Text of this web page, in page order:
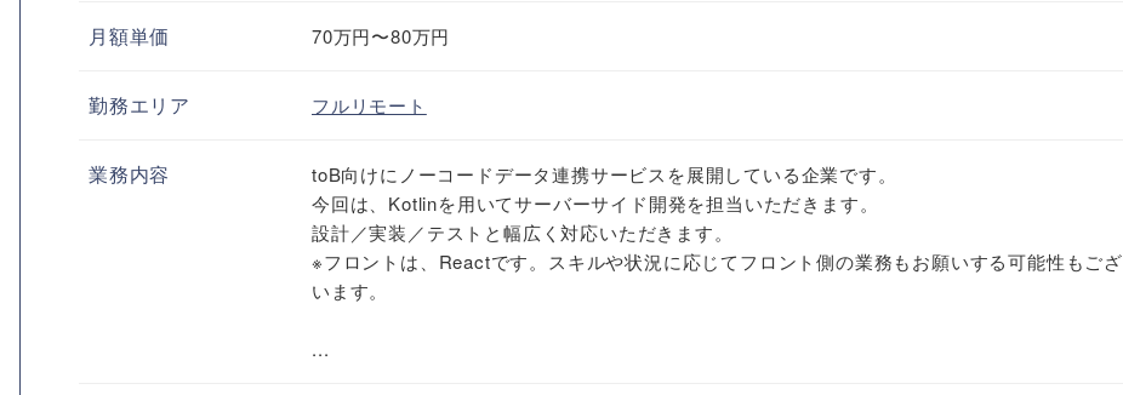
月額単価 70万円〜80万円
勤務エリア フルリモート
業務内容
toB向けにノーコードデータ連携サービスを展開している企業です。
今回は、Kotlinを用いてサーバーサイド開発を担当いただきます。
設計／実装／テストと幅広く対応いただきます。
※フロントは、Reactです。スキルや状況に応じてフロント側の業務もお願いする可能性もござ
います。
...